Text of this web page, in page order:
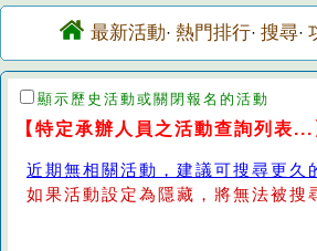
最新活動· 熱門排行· 搜尋·
顯示歷史活動或關閉報名的活動
【特定承辦人員之活動查詢列表...
近期無相關活動，建議可搜尋更久
如果活動設定為隱藏，將無法被搜